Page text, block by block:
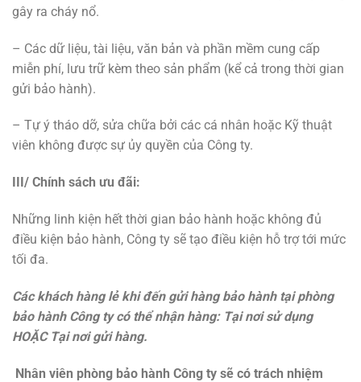
gây ra cháy nổ.
– Các dữ liệu, tài liệu, văn bản và phần mềm cung cấp
miễn phí, lưu trữ kèm theo sản phẩm (kể cả trong thời gian
gửi bảo hành).
– Tự ý tháo dỡ, sửa chữa bởi các cá nhân hoặc Kỹ thuật
viên không được sự ủy quyền của Công ty.
III/ Chính sách ưu đãi:
Những linh kiện hết thời gian bảo hành hoặc không đủ
điều kiện bảo hành, Công ty sẽ tạo điều kiện hỗ trợ tới mức
tối đa.
Các khách hàng lẻ khi đến gửi hàng bảo hành tại phòng
bảo hành Công ty có thể nhận hàng: Tại nơi sử dụng
HOẶC Tại nơi gửi hàng.
Nhân viên phòng bảo hành Công ty sẽ có trách nhiệm